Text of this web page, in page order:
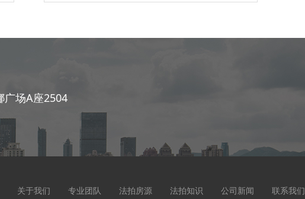
广场A座2504
关于我们 专业团队 法拍房源 法拍知识 公司新闻 联系我们